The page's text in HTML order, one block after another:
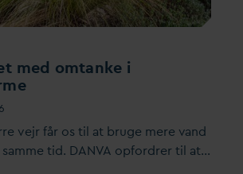
med omtanke i
vejr får os til at bruge mere vand
tid. DANVA opfordrer til at…